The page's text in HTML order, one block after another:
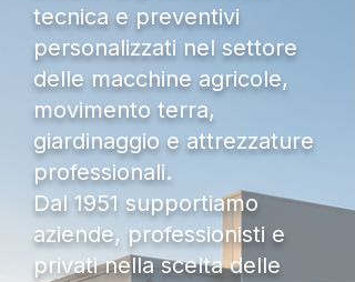
tecnica e preventivi
personalizzati nel settore
delle macchine agricole,
movimento terra,
giardinaggio e attrezzature
professionali.
Dal 1951 supportiamo
aziende, professionisti e
privati nella scelta delle